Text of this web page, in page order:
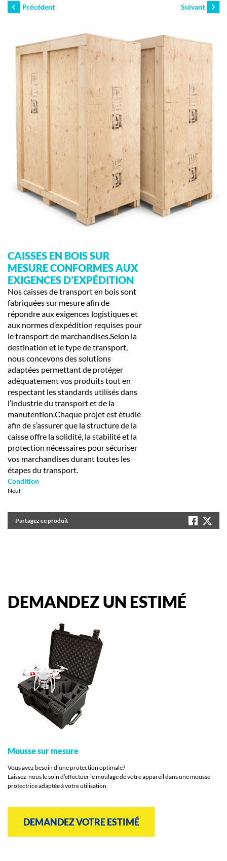
Précédent Suivant
CAISSES EN BOIS SUR
MESURE CONFORMES AUX
EXIGENCES D’EXPÉDITION
Nos caisses de transport en bois sont
fabriquées sur mesure afin de
répondre aux exigences logistiques et
aux normes d’expédition requises pour
le transport de marchandises.Selon la
destination et le type de transport,
nous concevons des solutions
adaptées permettant de protéger
adéquatement vos produits tout en
respectant les standards utilisés dans
l’industrie du transport et de la
manutention.Chaque projet est étudié
afin de s’assurer que la structure de la
caisse offre la solidité, la stabilité et la
protection nécessaires pour sécuriser
vos marchandises durant toutes les
étapes du transport.
Condition
Neuf
Partagez ce produit
DEMANDEZ UN ESTIMÉ
Mousse sur mesure
Vous avez besoin d’une protection optimale?
Laissez-nous le soin d’effectuer le moulage de votre appareil dans une mousse
protectrice adaptée à votre utilisation.
DEMANDEZ VOTRE ESTIMÉ